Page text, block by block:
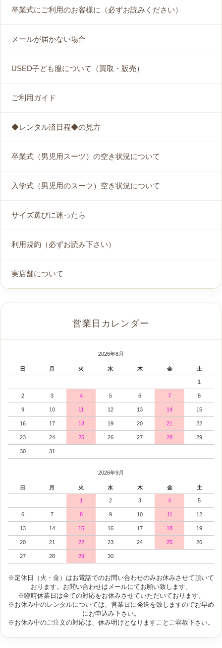
卒業式にご利用のお客様に（必ずお読みください）
メールが届かない場合
USED子ども服について（買取・販売）
ご利用ガイド
◆レンタル済日程◆の見方
卒業式（男児用スーツ）の空き状況について
入学式（男児用のスーツ）空き状況について
サイズ選びに迷ったら
利用規約（必ずお読み下さい）
実店舗について
営業日カレンダー
2026年8月
日 月 火 水 木 金 土
1
2 3 4 5 6 7 8
9 10 11 12 13 14 15
16 17 18 19 20 21 22
23 24 25 26 27 28 29
30 31
2026年9月
日 月 火 水 木 金 土
1 2 3 4 5
6 7 8 9 10 11 12
13 14 15 16 17 18 19
20 21 22 23 24 25 26
27 28 29 30
※定休日（火・金）はお電話でのお問い合わせのみお休みさせて頂いて
おります。お問い合わせはメールにてお願い致します。
※臨時休業日は全ての対応をお休みさせていただいております。
※お休み中のレンタルについては、営業日に発送を致しますのでお早め
にお申込み下さい。
※お休み中のご注文の対応は、休み明けとなりますことご容赦下さい。